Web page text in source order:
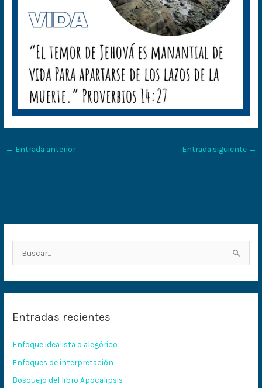
← Entrada anterior Entrada siguiente →
a
p
o
r
Entradas recientes
Enfoque idealista o alegórico
Enfoques de interpretación
Bosquejo del libro Apocalipsis